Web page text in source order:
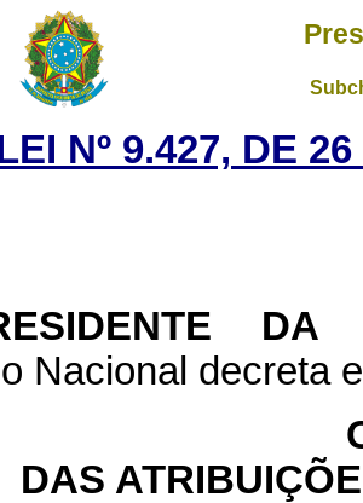
Nº 9.427, DE
DA
Nacional decreta
DAS